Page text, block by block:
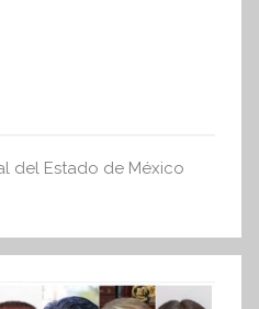
I
o
del Estado de México